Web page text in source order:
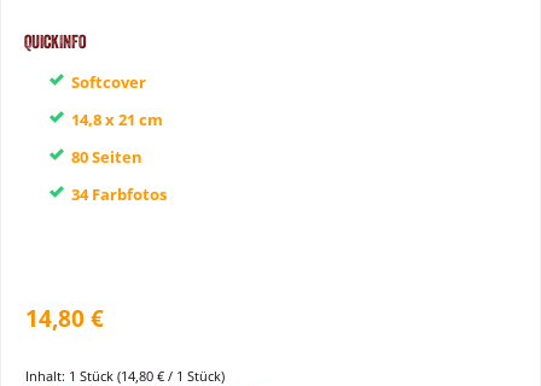
QuickInfo
Softcover
14,8 x 21 cm
80 Seiten
34 Farbfotos
14,80 €
Inhalt: 1 Stück (14,80 € / 1 Stück)